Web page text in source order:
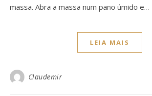
massa. Abra a massa num pano úmido e…
LEIA MAIS
Claudemir